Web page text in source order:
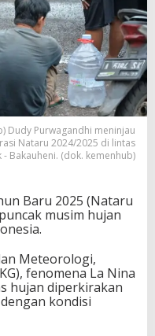
Dudy Purwagandhi meninjau
Nataru 2024/2025 di lintas
Bakauheni. (dok. kemenhub)
Baru 2025 (Nataru
musim hujan
Meteorologi,
fenomena La Nina
hujan diperkirakan
kondisi